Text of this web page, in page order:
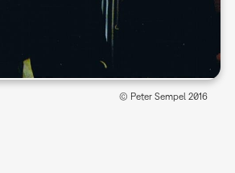
© Peter Sempel 2016